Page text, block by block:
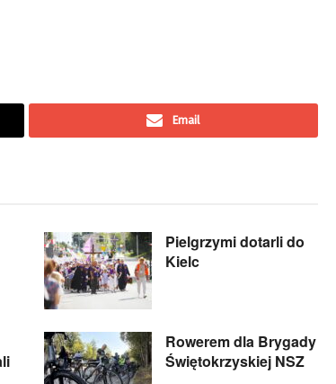
Email
Pielgrzymi dotarli do
Kielc
Rowerem dla Brygady
Świętokrzyskiej NSZ